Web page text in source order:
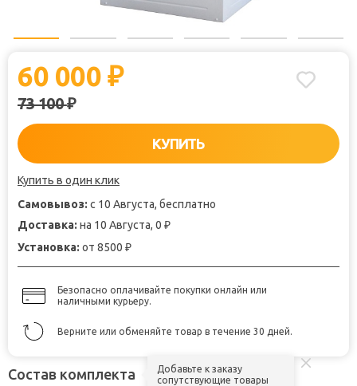
60 000 ₽
73 100₽
КУПИТЬ
Купить в один клик
Самовывоз: с 10 Августа, бесплатно
Доставка: на 10 Августа, 0 ₽
Установка: от 8500 ₽
Безопасно оплачивайте покупки онлайн или
наличными курьеру.
Верните или обменяйте товар в течение 30 дней.
Состав комплекта
Добавьте к заказу
сопутствующие товары